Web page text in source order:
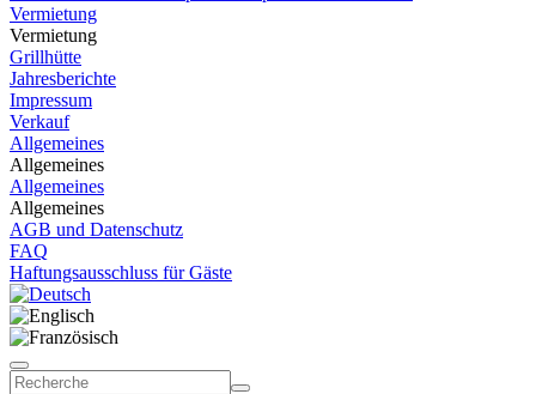
Vermietung
Vermietung
Grillhütte
Jahresberichte
Impressum
Verkauf
Allgemeines
Allgemeines
Allgemeines
Allgemeines
AGB und Datenschutz
FAQ
Haftungsausschluss für Gäste